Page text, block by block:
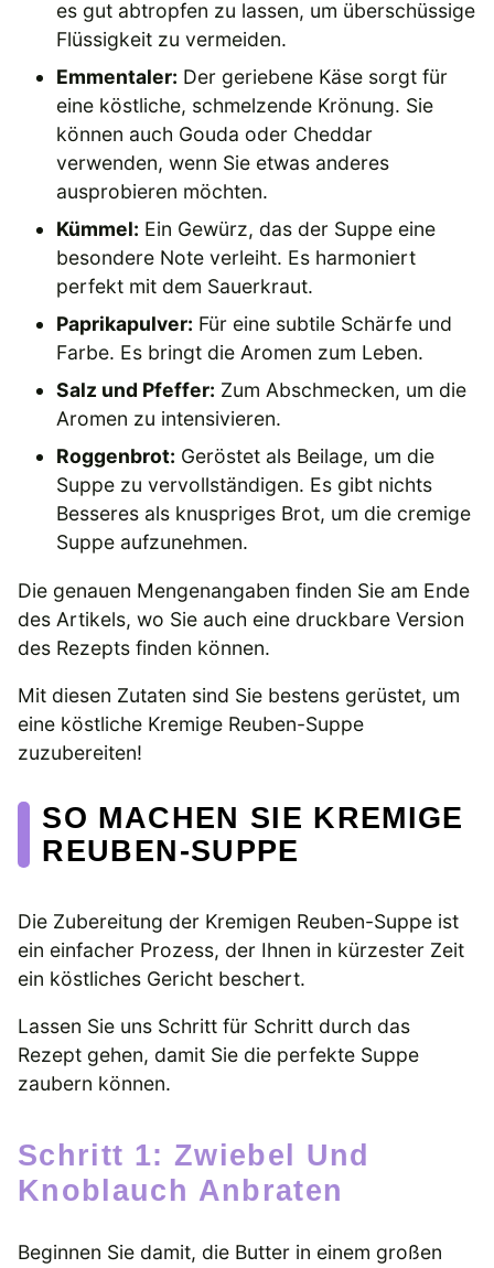
es gut abtropfen zu lassen, um überschüssige
Flüssigkeit zu vermeiden.
Emmentaler: Der geriebene Käse sorgt für
eine köstliche, schmelzende Krönung. Sie
können auch Gouda oder Cheddar
verwenden, wenn Sie etwas anderes
ausprobieren möchten.
Kümmel: Ein Gewürz, das der Suppe eine
besondere Note verleiht. Es harmoniert
perfekt mit dem Sauerkraut.
Paprikapulver: Für eine subtile Schärfe und
Farbe. Es bringt die Aromen zum Leben.
Salz und Pfeffer: Zum Abschmecken, um die
Aromen zu intensivieren.
Roggenbrot: Geröstet als Beilage, um die
Suppe zu vervollständigen. Es gibt nichts
Besseres als knuspriges Brot, um die cremige
Suppe aufzunehmen.
Die genauen Mengenangaben finden Sie am Ende
des Artikels, wo Sie auch eine druckbare Version
des Rezepts finden können.
Mit diesen Zutaten sind Sie bestens gerüstet, um
eine köstliche Kremige Reuben-Suppe
zuzubereiten!
SO MACHEN SIE KREMIGE
REUBEN-SUPPE
Die Zubereitung der Kremigen Reuben-Suppe ist
ein einfacher Prozess, der Ihnen in kürzester Zeit
ein köstliches Gericht beschert.
Lassen Sie uns Schritt für Schritt durch das
Rezept gehen, damit Sie die perfekte Suppe
zaubern können.
Schritt 1: Zwiebel Und
Knoblauch Anbraten
Beginnen Sie damit, die Butter in einem großen